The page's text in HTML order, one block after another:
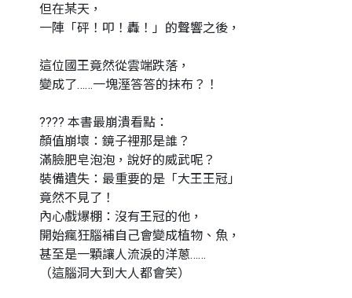
但在某天，
一陣「砰！叩！轟！」的聲響之後，
這位國王竟然從雲端跌落，
變成了……一塊溼答答的抹布？！
???? 本書最崩潰看點：
顏值崩壞：鏡子裡那是誰？
滿臉肥皂泡泡，說好的威武呢？
裝備遺失：最重要的是「大王王冠」
竟然不見了！
內心戲爆棚：沒有王冠的他，
開始瘋狂腦補自己會變成植物、魚，
甚至是一顆讓人流淚的洋蔥……
（這腦洞大到大人都會笑）